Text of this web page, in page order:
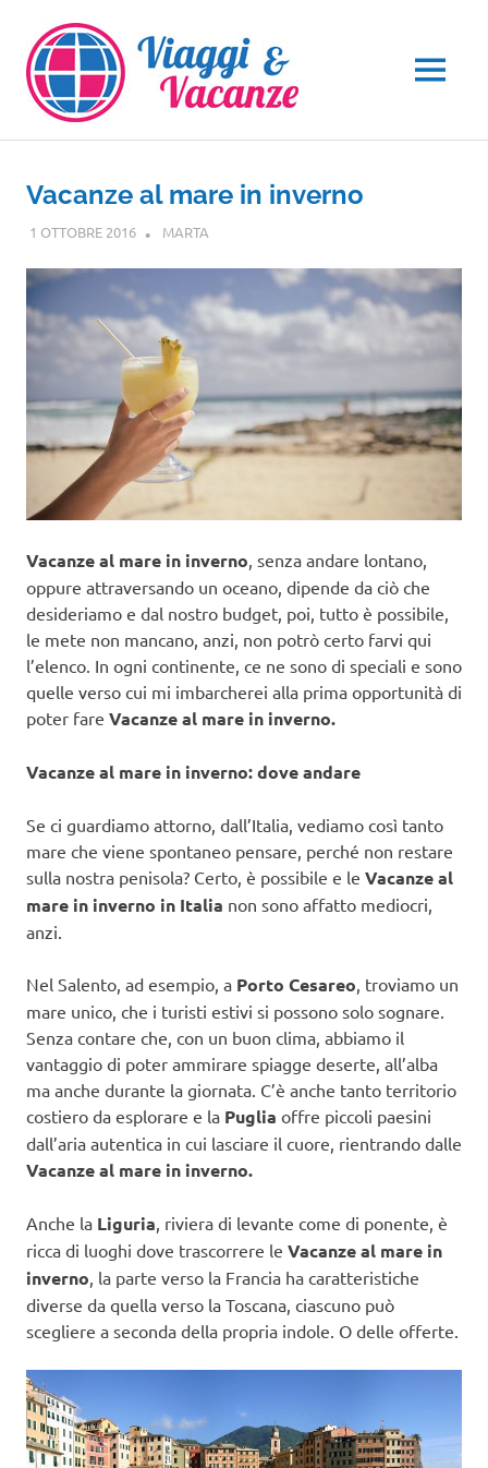
contenuto
MENU
Vacanze al mare in inverno
1 OTTOBRE 2016 MARTA
Vacanze al mare in inverno, senza andare lontano,
oppure attraversando un oceano, dipende da ciò che
desideriamo e dal nostro budget, poi, tutto è possibile,
le mete non mancano, anzi, non potrò certo farvi qui
l’elenco. In ogni continente, ce ne sono di speciali e sono
quelle verso cui mi imbarcherei alla prima opportunità di
poter fare Vacanze al mare in inverno.
Vacanze al mare in inverno: dove andare
Se ci guardiamo attorno, dall’Italia, vediamo così tanto
mare che viene spontaneo pensare, perché non restare
sulla nostra penisola? Certo, è possibile e le Vacanze al
mare in inverno in Italia non sono affatto mediocri,
anzi.
Nel Salento, ad esempio, a Porto Cesareo, troviamo un
mare unico, che i turisti estivi si possono solo sognare.
Senza contare che, con un buon clima, abbiamo il
vantaggio di poter ammirare spiagge deserte, all’alba
ma anche durante la giornata. C’è anche tanto territorio
costiero da esplorare e la Puglia offre piccoli paesini
dall’aria autentica in cui lasciare il cuore, rientrando dalle
Vacanze al mare in inverno.
Anche la Liguria, riviera di levante come di ponente, è
ricca di luoghi dove trascorrere le Vacanze al mare in
inverno, la parte verso la Francia ha caratteristiche
diverse da quella verso la Toscana, ciascuno può
scegliere a seconda della propria indole. O delle offerte.